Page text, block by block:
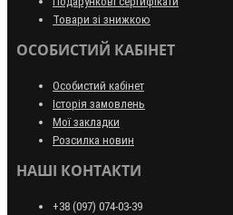
Товари зі знижкою
ОСОБИСТИЙ КАБІНЕТ
Особистий кабінет
Історія замовлень
Мої закладки
Розсилка новин
НАШІ КОНТАКТИ
+38 (097) 074-03-39